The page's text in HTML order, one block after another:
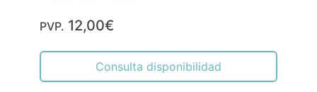
PVP. 12,00€
Consulta disponibilidad